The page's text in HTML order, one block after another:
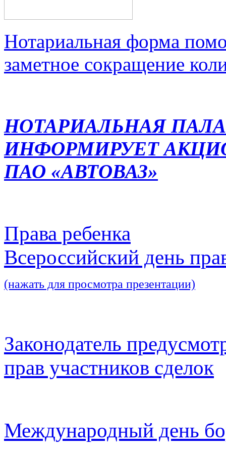
Нотариальная форма
заметное сокращение
НОТАРИАЛЬНАЯ
ИНФОРМИРУЕТ
ПАО «АВТОВАЗ»
Права ребенка
Всероссийский день
(нажать для просмотра презентации)
Законодатель
прав участников сделок
Международный день